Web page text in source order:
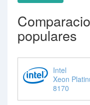
populares
Intel
Xeon
8170